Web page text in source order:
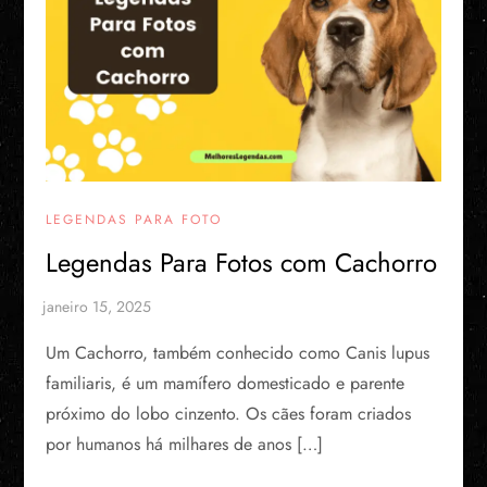
LEGENDAS PARA FOTO
Legendas Para Fotos com Cachorro
Um Cachorro, também conhecido como Canis lupus
familiaris, é um mamífero domesticado e parente
próximo do lobo cinzento. Os cães foram criados
por humanos há milhares de anos […]